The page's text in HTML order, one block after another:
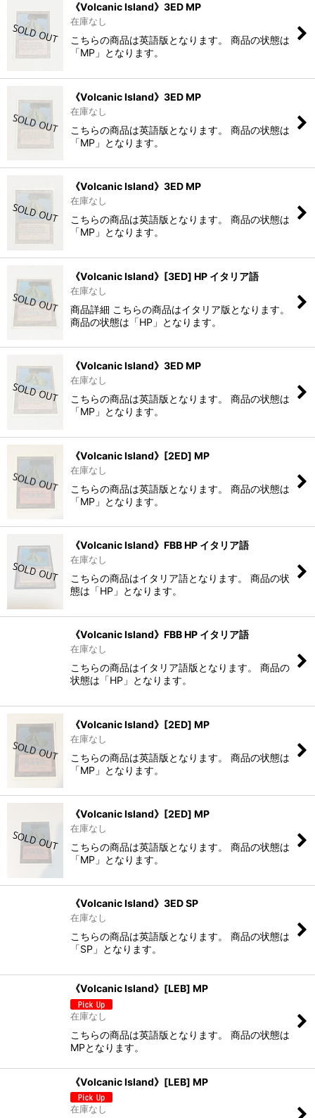
《Volcanic Island》3ED MP
在庫なし
こちらの商品は英語版となります。 商品の状態は
「MP」となります。
《Volcanic Island》3ED MP
在庫なし
こちらの商品は英語版となります。 商品の状態は
「MP」となります。
《Volcanic Island》3ED MP
在庫なし
こちらの商品は英語版となります。 商品の状態は
「MP」となります。
《Volcanic Island》[3ED] HP イタリア語
在庫なし
商品詳細 こちらの商品はイタリア版となります。
商品の状態は「HP」となります。
《Volcanic Island》3ED MP
在庫なし
こちらの商品は英語版となります。 商品の状態は
「MP」となります。
《Volcanic Island》[2ED] MP
在庫なし
こちらの商品は英語版となります。 商品の状態は
「MP」となります。
《Volcanic Island》FBB HP イタリア語
在庫なし
こちらの商品はイタリア語となります。 商品の状
態は「HP」となります。
《Volcanic Island》FBB HP イタリア語
在庫なし
こちらの商品はイタリア語版となります。 商品の
状態は「HP」となります。
《Volcanic Island》[2ED] MP
在庫なし
こちらの商品は英語版となります。 商品の状態は
「MP」となります。
《Volcanic Island》[2ED] MP
在庫なし
こちらの商品は英語版となります。 商品の状態は
「MP」となります。
《Volcanic Island》3ED SP
在庫なし
こちらの商品は英語版となります。 商品の状態は
「SP」となります。
《Volcanic Island》[LEB] MP
在庫なし
こちらの商品は英語版となります。 商品の状態は
MPとなります。
《Volcanic Island》[LEB] MP
在庫なし